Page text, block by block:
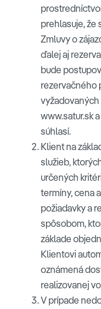
prehlasuje, že
Zmluvy o
ďalej aj
bude
rezervačného
vyžadovaných
www.satur.sk
súhlasí.
Klient na
služieb,
určených
termíny, cena
požiadavky a
spôsobom,
základe
Klientovi
oznámená
realizovanej
V prípade